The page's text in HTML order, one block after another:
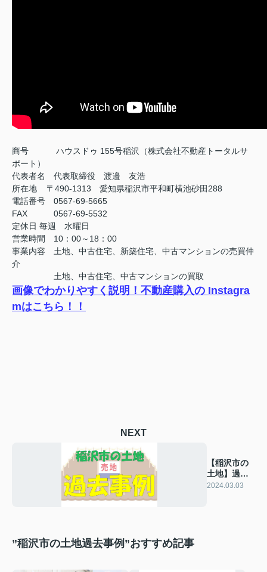
商号
ハウスドゥ 155号稲沢（株式会社不動産トータルサ
ポート）
代表者名 代表取締役 渡邉 友浩
所在地 〒490-1313 愛知県稲沢市平和町横池砂田288
電話番号 0567-69-5665
FAX
0567-69-5532
定休日 毎週 水曜日
営業時間 10：00～18：00
事業内容 土地、中古住宅、新築住宅、中古マンションの売買仲
介
土地、中古住宅、中古マンションの買取
画像でわかりやすく説明！不動産購入の Instagra
mはこちら！！
NEXT
【稲沢市の
土地】過去
の販売事例
2024.03.03
”稲沢市の土地過去事例”おすすめ記事